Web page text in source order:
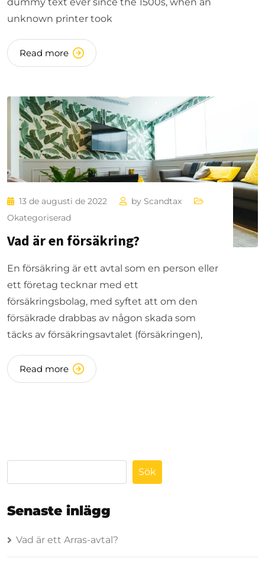
dummy text ever since the 1500s, when an
unknown printer took
Read more
13 de augusti de 2022 by Scandtax
Okategoriserad
Vad är en försäkring?
En försäkring är ett avtal som en person eller
ett företag tecknar med ett
försäkringsbolag, med syftet att om den
försäkrade drabbas av någon skada som
täcks av försäkringsavtalet (försäkringen),
Read more
Sök
Senaste inlägg
Vad är ett Arras-avtal?